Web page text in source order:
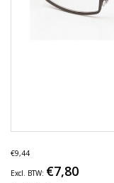
€9,44
Excl. BTW: €7,80